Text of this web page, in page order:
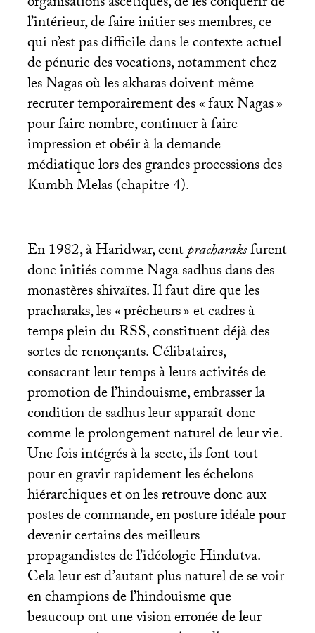
l’intérieur, de faire initier ses membres, ce
qui n’est pas difficile dans le contexte actuel
de pénurie des vocations, notamment chez
les Nagas où les akharas doivent même
recruter temporairement des «faux Nagas»
pour faire nombre, continuer à faire
impression et obéir à la demande
médiatique lors des grandes processions des
Kumbh Melas (chapitre 4).
En 1982, à Haridwar, centpracharaksfurent
donc initiés comme Naga sadhus dans des
monastères shivaïtes. Il faut dire que les
pracharaks, les «prêcheurs» et cadres à
temps plein duRSS, constituent déjà des
sortes de renonçants. Célibataires,
consacrant leur temps à leurs activités de
promotion de l’hindouisme, embrasser la
condition de sadhus leur apparaît donc
comme le prolongement naturel de leur vie.
Une fois intégrés à la secte, ils font tout
pour en gravir rapidement les échelons
hiérarchiques et on les retrouve donc aux
postes de commande, en posture idéale pour
devenir certains des meilleurs
propagandistes de l’idéologie Hindutva.
Cela leur est d’autant plus naturel de se voir
en champions de l’hindouisme que
beaucoup ont une vision erronée de leur